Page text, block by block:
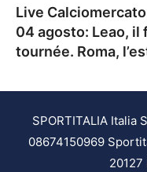
Live
04 agosto: Leao, il
tournée. Roma,
SPORTITALIA Italia
08674150969